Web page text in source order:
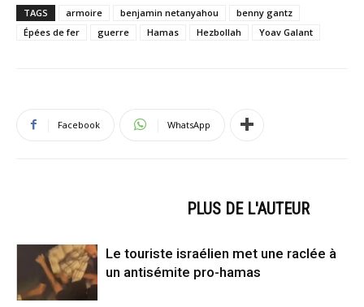
TAGS armoire benjamin netanyahou
benny gantz
Épées de fer
guerre Hamas Hezbollah Yoav Galant
Facebook WhatsApp
PLUS DE L'AUTEUR
Le touriste israélien met une raclée à
un antisémite pro-hamas